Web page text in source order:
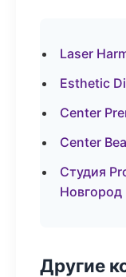
Laser
Esthetic
Center
Center
Студия
Новгород
Другие